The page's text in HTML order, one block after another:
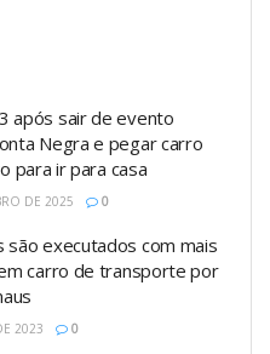
após sair de evento
Negra e pegar carro
para ir para casa
DE 2025 0
são executados com mais
carro de transporte por
2023 0